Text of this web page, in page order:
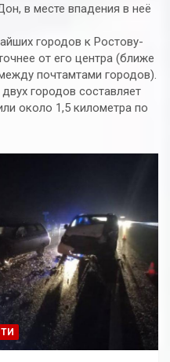
в месте впадения в неё
городов к Ростову-
от его центра (ближе
почтамтами городов).
городов составляет
около 1,5 километра по